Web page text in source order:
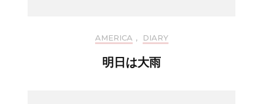
AMERICA , DIARY
明日は大雨